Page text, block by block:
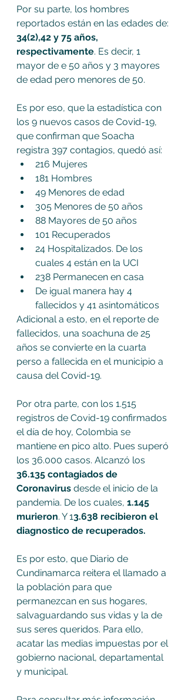
Por su parte, los hombres
reportados están en las edades de:
34(2),42 y 75 años,
respectivamente. Es decir, 1
mayor de e 50 años y 3 mayores
de edad pero menores de 50.
Es por eso, que la estadística con
los 9 nuevos casos de Covid-19,
que confirman que Soacha
registra 397 contagios, quedó así:
216 Mujeres
181 Hombres
49 Menores de edad
305 Menores de 50 años
88 Mayores de 50 años
101 Recuperados
24 Hospitalizados. De los
cuales 4 están en la UCI
238 Permanecen en casa
De igual manera hay 4
fallecidos y 41 asintomáticos
Adicional a esto, en el reporte de
fallecidos, una soachuna de 25
años se convierte en la cuarta
perso a fallecida en el municipio a
causa del Covid-19.
Por otra parte, con los 1.515
registros de Covid-19 confirmados
el día de hoy, Colombia se
mantiene en pico alto. Pues superó
los 36.000 casos. Alcanzó los
36.135 contagiados de
Coronavirus desde el inicio de la
pandemia. De los cuales, 1.145
murieron. Y 13.638 recibieron el
diagnostico de recuperados.
Es por esto, que Diario de
Cundinamarca reitera el llamado a
la población para que
permanezcan en sus hogares,
salvaguardando sus vidas y la de
sus seres queridos. Para ello,
acatar las medias impuestas por el
gobierno nacional, departamental
y municipal.